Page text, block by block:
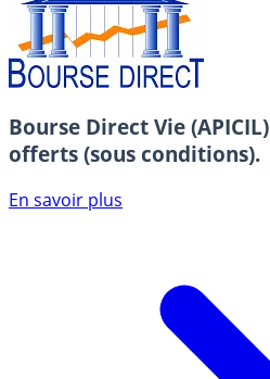
Bourse Direct Vie (APICIL)
offerts (sous conditions).
En savoir plus